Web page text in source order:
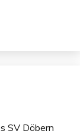
SV Döbern